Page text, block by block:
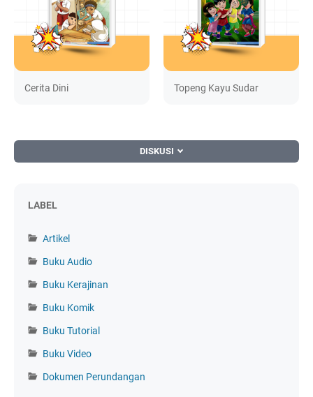
Cerita Dini Topeng Kayu Sudar
DISKUSI
LABEL
Artikel
Buku Audio
Buku Kerajinan
Buku Komik
Buku Tutorial
Buku Video
Dokumen Perundangan